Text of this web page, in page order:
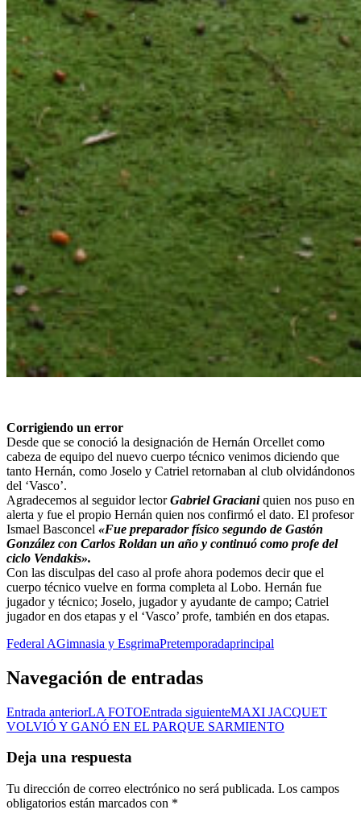
Corrigiendo un error
Desde que se conoció la designación de Hernán Orcellet como
cabeza de equipo del nuevo cuerpo técnico venimos diciendo que
tanto Hernán, como Joselo y Catriel retornaban al club olvidándonos
del ‘Vasco’.
Agradecemos al seguidor lectorGabriel Gracianiquien nos puso en
alerta y fue el propio Hernán quien nos confirmó el dato. El profesor
Ismael Basconcel «Fue preparador físico segundo de Gastón
González con Carlos Roldan un año y continuó como profe del
ciclo Vendakis».
Con las disculpas del caso al profe ahora podemos decir que el
cuerpo técnico vuelve en forma completa al Lobo. Hernán fue
jugador y técnico; Joselo, jugador y ayudante de campo; Catriel
jugador en dos etapas y el ‘Vasco’ profe, también en dos etapas.
Federal AGimnasia y EsgrimaPretemporadaprincipal
Navegación de entradas
Entrada anteriorLA FOTOEntrada siguienteMAXI JACQUET
VOLVIÓ Y GANÓ EN EL PARQUE SARMIENTO
Deja una respuesta
Tu dirección de correo electrónico no será publicada. Los campos
obligatorios están marcados con *